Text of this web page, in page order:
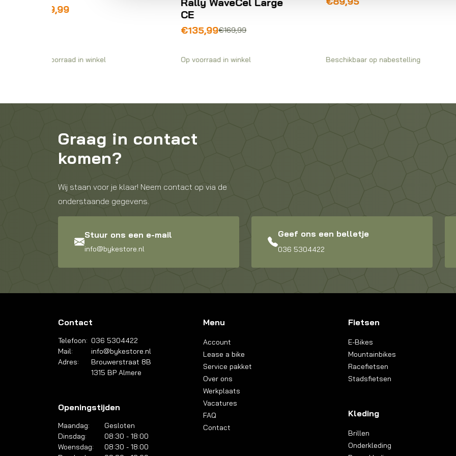
€169,99.
€135,99.
Op voorraad in winkel Beschikbaar op nabestelling Op voorraad in winkel
Graag in contact
komen?
Wij staan voor je klaar! Neem contact op via de
onderstaande gegevens.
Stuur ons een e-mail
info@bykestore.nl
Geef ons een belletje
036 5304422
Contact
Telefoon: 036 5304422
Mail:
info@bykestore.nl
Adres:
Brouwerstraat 8B
1315 BP Almere
Openingstijden
Maandag:
Gesloten
Dinsdag:
08:30 - 18:00
Woensdag:
08:30 - 18:00
Menu
Account
Lease a bike
Service pakket
Over ons
Werkplaats
Vacatures
FAQ
Contact
Fietsen
E-Bikes
Mountainbikes
Racefietsen
Stadsfietsen
Kleding
Brillen
Onderkleding